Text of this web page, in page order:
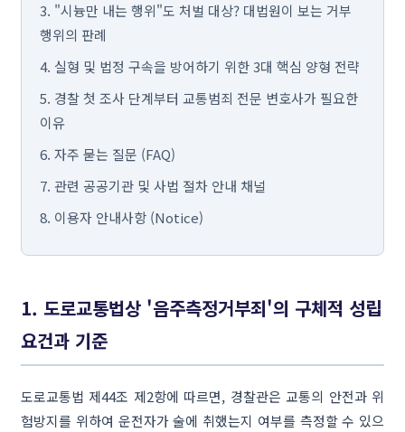
3. "시늉만 내는 행위"도 처벌 대상? 대법원이 보는 거부
행위의 판례
4. 실형 및 법정 구속을 방어하기 위한 3대 핵심 양형 전략
5. 경찰 첫 조사 단계부터 교통범죄 전문 변호사가 필요한
이유
6. 자주 묻는 질문 (FAQ)
7. 관련 공공기관 및 사법 절차 안내 채널
8. 이용자 안내사항 (Notice)
1. 도로교통법상 '음주측정거부죄'의 구체적 성립
요건과 기준
도로교통법 제44조 제2항에 따르면, 경찰관은 교통의 안전과 위
험방지를 위하여 운전자가 술에 취했는지 여부를 측정할 수 있으